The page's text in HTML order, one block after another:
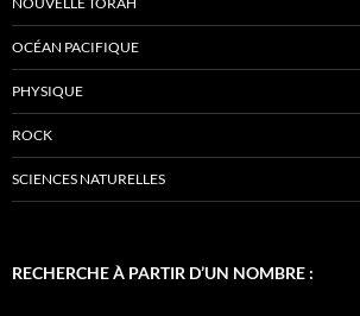
OCÉAN PACIFIQUE
PHYSIQUE
ROCK
SCIENCES NATURELLES
RECHERCHE À PARTIR D’UN NOMBRE :